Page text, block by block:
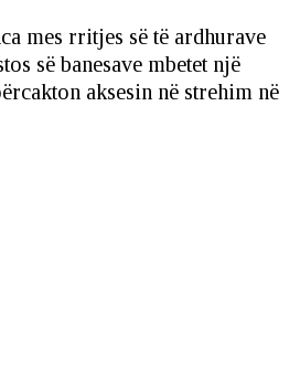
mes rritjes së të ardhurave
së banesave mbetet një
aksesin në strehim në